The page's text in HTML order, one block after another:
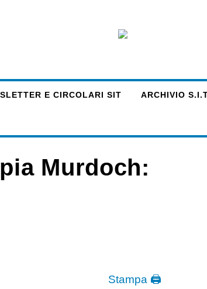
E CIRCOLARI SIT ARCHIVIO
Murdoch:
Stampa 🖨